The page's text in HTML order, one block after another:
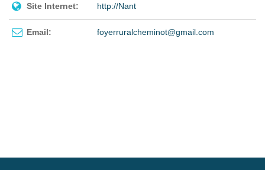
Site Internet: http://Nant
Email: foyerruralcheminot@gmail.com